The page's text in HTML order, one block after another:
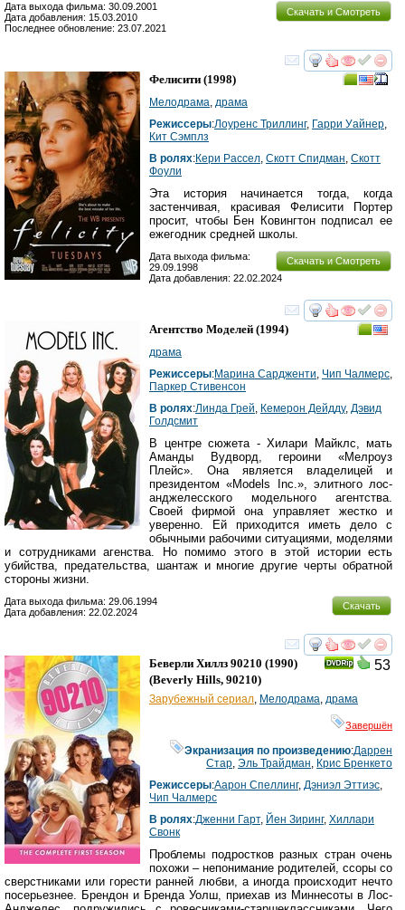
Скачать и Смотреть
Дата выхода фильма: 30.09.2001
Дата добавления: 15.03.2010
Последнее обновление: 23.07.2021
смотреть
Фелисити (1998)
Мелодрама, драма
Режиссеры:Лоуренс Триллинг, Гарри Уайнер,
Кит Сэмплз
В ролях:Кери Рассел, Скотт Спидман, Скотт
Фоули
Эта история начинается тогда, когда
застенчивая, красивая Фелисити Портер
просит, чтобы Бен Ковингтон подписал ее
ежегодник средней школы.
Скачать и Смотреть
Дата выхода фильма:
29.09.1998
Дата добавления: 22.02.2024
смотреть
Агентство Моделей (1994)
драма
Режиссеры:Марина Сардженти, Чип Чалмерс,
Паркер Стивенсон
В ролях:Линда Грей, Кемерон Дейдду, Дэвид
Голдсмит
В центре сюжета - Хилари Майклс, мать
Аманды Вудворд, героини «Мелроуз
Плейс». Она является владелицей и
президентом «Models Inc.», элитного лос-
анджелесского модельного агентства.
Своей фирмой она управляет жестко и
уверенно. Ей приходится иметь дело с
обычными рабочими ситуациями, моделями
и сотрудниками агенства. Но помимо этого в этой истории есть
убийства, предательства, шантаж и многие другие черты обратной
стороны жизни.
Скачать
Дата выхода фильма: 29.06.1994
Дата добавления: 22.02.2024
смотреть
53
Беверли Хиллз 90210 (1990)
(Beverly Hills, 90210)
Зарубежный сериал Мелодрама драма
Завершён
Экранизация по произведению:Даррен
Стар ,Эль Трайдман Крис Бренкето
Режиссеры:Аарон Спеллинг, Дэниэл Эттиэс
Чип Чалмерс
В ролях:Дженни Гарт, Йен Зиринг, Хиллари
Свонк
Проблемы подростков разных стран очень
похожи – непонимание родителей, ссоры со
сверстниками или горести ранней любви, а иногда происходит нечто
посерьезнее. Брендон и Бренда Уолш, приехав из Миннесоты в Лос-